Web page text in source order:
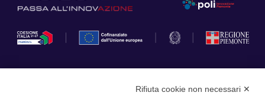
Rifiuta cookie non necessari ✕